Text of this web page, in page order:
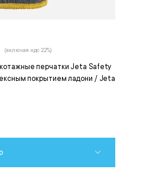
перчатки Jeta Safety
покрытием ладони / Jeta
(включая ндс 22%)